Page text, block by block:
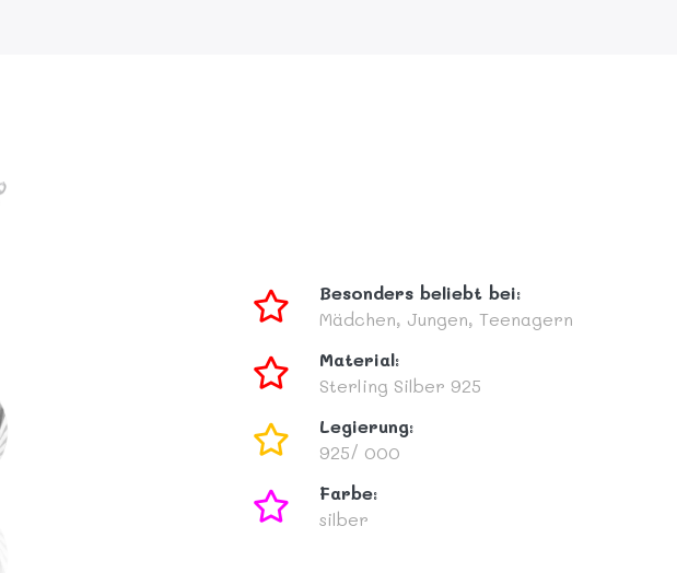
Besonders beliebt bei:
Mädchen, Jungen, Teenagern
Material:
Sterling Silber 925
Legierung:
925/ 000
Farbe:
silber